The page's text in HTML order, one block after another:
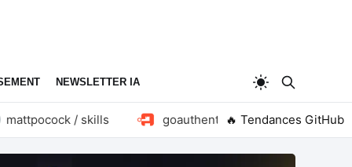
NEWSLETTER IA
/ skills goauthentik / authentik🔥 Tendances GitHub